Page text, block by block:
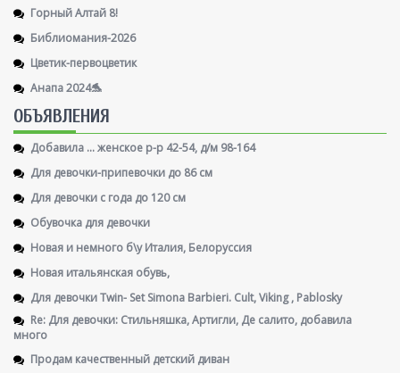
Горный Алтай 8!
Библиомания-2026
Цветик-первоцветик
Анапа 2024🐬
ОБЪЯВЛЕНИЯ
Добавила ... женское р-р 42-54, д/м 98-164
Для девочки-припевочки до 86 см
Для девочки с года до 120 см
Обувочка для девочки
Новая и немного б\у Италия, Белоруссия
Новая итальянская обувь,
Для девочки Twin- Set Simona Barbieri. Cult, Viking , Pablosky
Re: Для девочки: Стильняшка, Артигли, Де салито, добавила
много
Продам качественный детский диван